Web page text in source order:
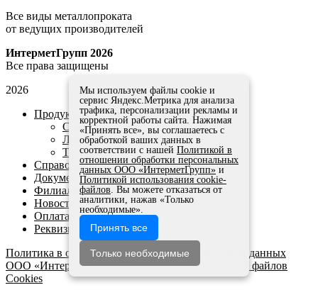
Все виды металлопроката
от ведущих производителей
ИнтерметГрупп 2026
Все права защищены
2026
Продукция
Сортовой прокат
Листовой прокат
Трубы
Справочники и ГОСТы
Документы
Филиалы
Новости
Оплата, возврат, обмен
Реквизиты
Политика в отношении обработки персональных данных
ООО «ИнтерметГрупп» Политика использования файлов
Cookies
Мы используем файлы cookie и
сервис Яндекс.Метрика для анализа
трафика, персонализации рекламы и
корректной работы сайта. Нажимая
«Принять все», вы соглашаетесь с
обработкой ваших данных в
соответствии с нашей Политикой в
отношении обработки персональных
данных ООО «ИнтерметГрупп» и
Политикой использования cookie-
файлов. Вы можете отказаться от
аналитики, нажав «Только
необходимые».
Принять все
Только необходимые